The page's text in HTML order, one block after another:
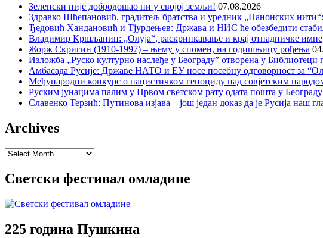
Зеленски није добродошао ни у својој земљи! 07.08.2026
Здравко Шћепановић, градитељ братства и уредник „Панонских
Ђедовић Хандановић и Тјурдењев: Држава и НИС ће обезбедити
Владимир Кршљанин: „Олуја“, раскринкавање и крај отпадничке
Жорж Скригин (1910-1997) – њему у спомен, на годишњицу рођења
Изложба „Руско културно наслеђе у Београду” отворена у Библиотеци
Амбасада Русије: Државе НАТО и ЕУ носе посебну одговорност за
Међународни конкурс о нацистичком геноциду над совјетским
Руским јунацима палим у Првом светском рату одата пошта у Београду
Славенко Терзић: Путинова изјава – још један доказ да је Русија наш
Archives
Archives
Светски фестивал омладине
225 година Пушкина